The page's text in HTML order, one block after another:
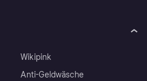
Wikipink
Anti-Geldwäsche